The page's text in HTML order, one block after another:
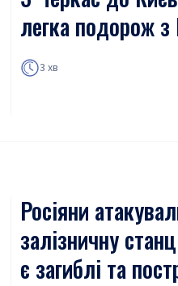
легка подорож з
3 хв
Росіяни
залізничну
є загиблі та